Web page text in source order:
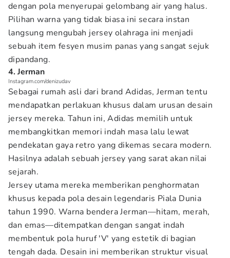
dengan pola menyerupai gelombang air yang halus.
Pilihan warna yang tidak biasa ini secara instan
langsung mengubah jersey olahraga ini menjadi
sebuah item fesyen musim panas yang sangat sejuk
dipandang.
4. Jerman
Instagram.com/denizudav
Sebagai rumah asli dari brand Adidas, Jerman tentu
mendapatkan perlakuan khusus dalam urusan desain
jersey mereka. Tahun ini, Adidas memilih untuk
membangkitkan memori indah masa lalu lewat
pendekatan gaya retro yang dikemas secara modern.
Hasilnya adalah sebuah jersey yang sarat akan nilai
sejarah.
Jersey utama mereka memberikan penghormatan
khusus kepada pola desain legendaris Piala Dunia
tahun 1990. Warna bendera Jerman—hitam, merah,
dan emas—ditempatkan dengan sangat indah
membentuk pola huruf 'V' yang estetik di bagian
tengah dada. Desain ini memberikan struktur visual